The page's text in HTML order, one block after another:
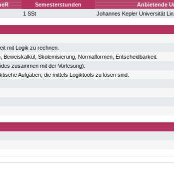
Semesterstunden
Anbietende
1 SSt Johannes Kepler Universität
mit Logik zu rechnen.
Skolemisierung, Normalformen, Entscheidbarkeit.
zusammen mit der Vorlesung).
Aufgaben, die mittels Logiktools zu lösen sind.